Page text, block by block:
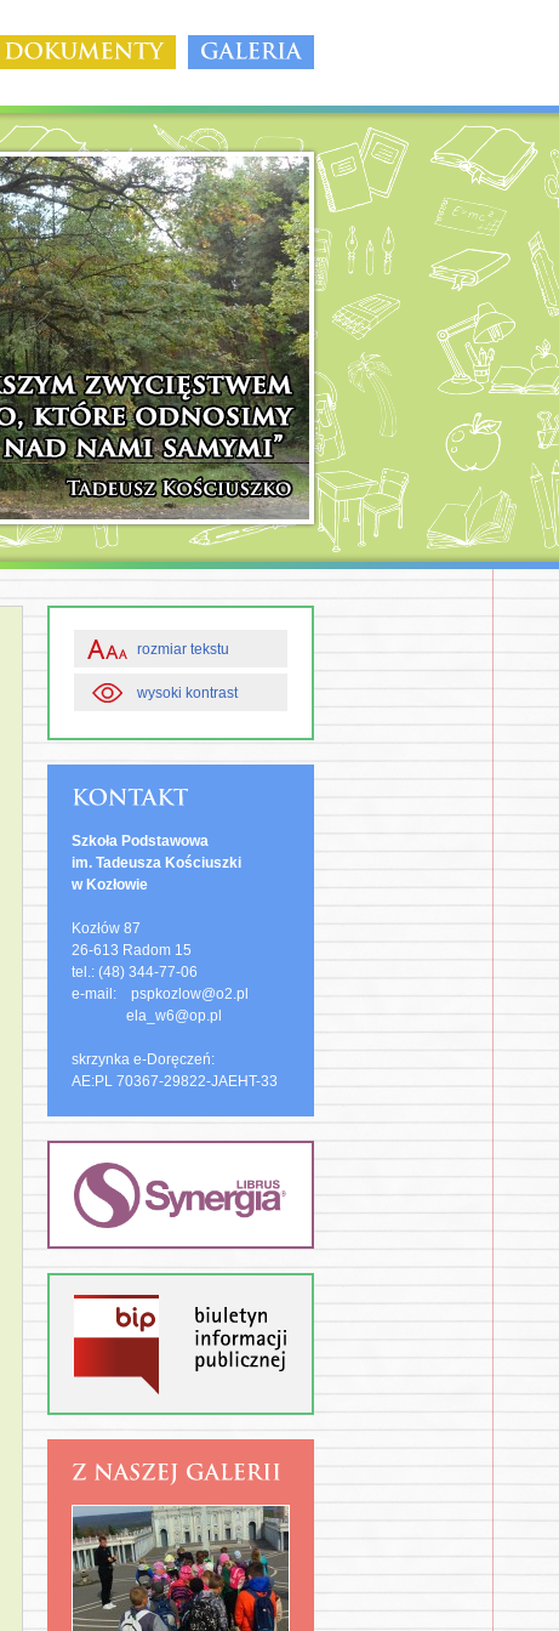
rozmiar tekstu
wysoki kontrast
Szkoła Podstawowa
im. Tadeusza Kościuszki
w Kozłowie
Kozłów 87
26-613 Radom 15
tel.: (48) 344-77-06
e-mail: pspkozlow@o2.pl
ela_w6@op.pl
skrzynka e-Doręczeń:
AE:PL 70367-29822-JAEHT-33